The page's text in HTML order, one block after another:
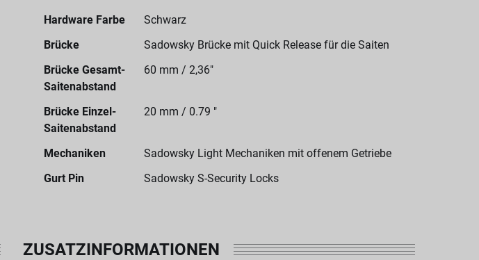
Hardware Farbe
Schwarz
Brücke
Sadowsky Brücke mit Quick Release für die Saiten
Brücke Gesamt-
Saitenabstand
60 mm / 2,36"
Brücke Einzel-
Saitenabstand
20 mm / 0.79 "
Mechaniken
Sadowsky Light Mechaniken mit offenem Getriebe
Gurt Pin
Sadowsky S-Security Locks
ZUSATZINFORMATIONEN